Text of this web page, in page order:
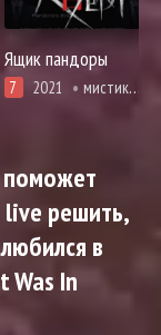
Ящик пандоры
7 2021 мистика, криминал, расследование, триллер, смерть
поможет
live решить,
в
Was In